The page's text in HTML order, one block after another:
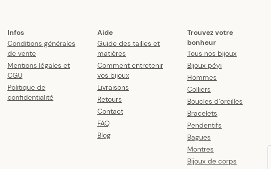
Infos
Conditions générales
de vente
Mentions légales et
CGU
Politique de
confidentialité
Aide
Guide des tailles et
matières
Comment entretenir
vos bijoux
Livraisons
Retours
Contact
FAQ
Blog
Trouvez votre
bonheur
Tous nos bijoux
Bijoux péyi
Hommes
Colliers
Boucles d’oreilles
Bracelets
Pendentifs
Bagues
Montres
Bijoux de corps